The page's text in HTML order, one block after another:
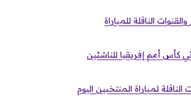
الناقلة للمباراة
كأس أمم إفريقيا للناشئين
لمباراة المنتخبين اليوم